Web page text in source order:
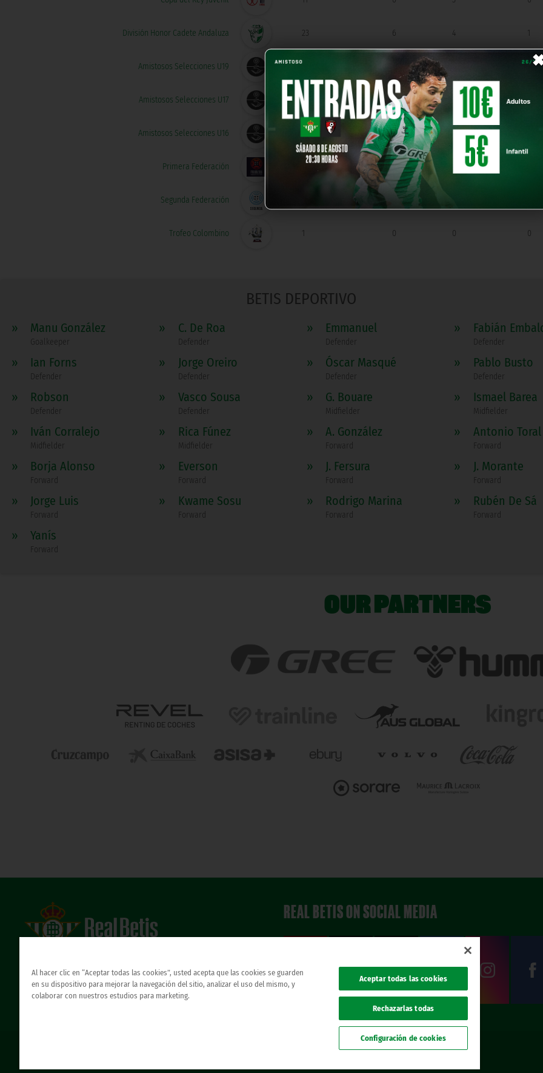
×
División Honor Cadete Andaluza 23 6 4 1
Amistosos Selecciones U19 3 0
Amistosos Selecciones U17 3 0 0
Amistosos Selecciones U16 0 0
Primera Federación 22 2
Segunda Federación
Trofeo Colombino 1 0 0 0
BETIS DEPORTIVO
» Manu González
Goalkeeper
» C. De Roa
Defender
» Emmanuel
Defender
» Fabián
Defender
» Ian Forns
Defender
» Jorge Oreiro
Defender
» Óscar Masqué
Defender
» Pablo Busto
Defender
» Robson
Defender
» Vasco Sousa
Defender
» G. Bouare
Midfielder
» Ismael Barea
Midfielder
» Iván Corralejo
Midfielder
» Rica Fúnez
Midfielder
» A. González
Forward
» Antonio Toral
Forward
» Borja Alonso
Forward
» Everson
Forward
» J. Fersura
Forward
» J. Morante
Forward
» Jorge Luis
Forward
» Kwame Sosu
Forward
» Rodrigo Marina
Forward
» Rubén De Sá
Forward
» Yanís
Forward
OUR PARTNERS
Atención al Bético
REAL BETIS ON SOCIAL MEDIA
Al hacer clic en “Aceptar todas las cookies”, usted acepta que las cookies se guarden
en su dispositivo para mejorar la navegación del sitio, analizar el uso del mismo, y
colaborar con nuestros estudios para marketing.
Aceptar todas las cookies
Rechazarlas todas
Configuración de cookies